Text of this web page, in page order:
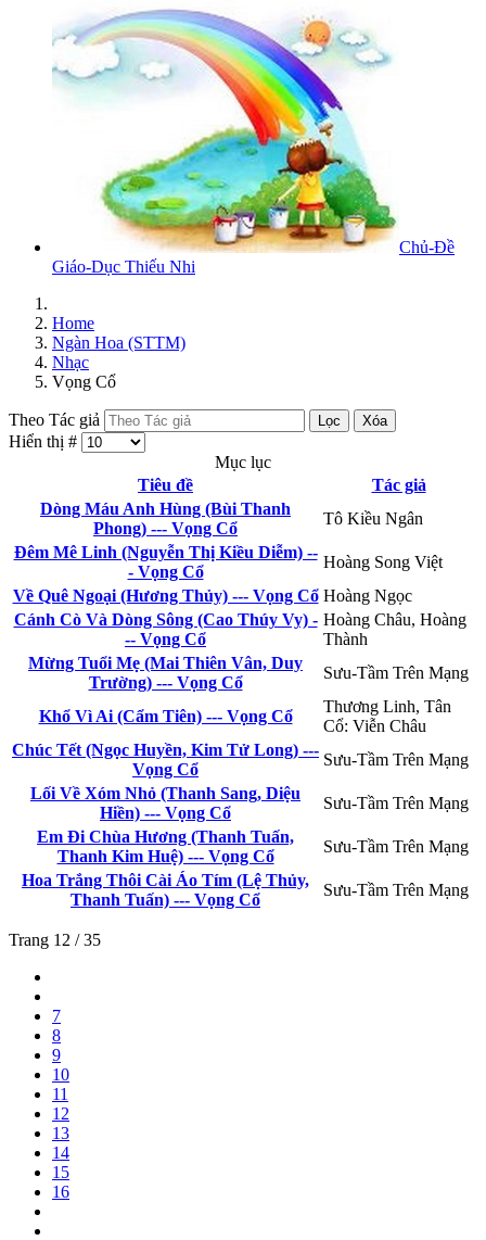
Chủ-Đề
Giáo-Dục Thiếu Nhi
Home
Ngàn Hoa (STTM)
Nhạc
Vọng Cổ
Theo Tác giả Lọc Xóa
Hiển thị #
Mục lục
Tiêu đề
Tác giả
Dòng Máu Anh Hùng (Bùi Thanh
Phong) --- Vọng Cổ
Tô Kiều Ngân
Đêm Mê Linh (Nguyễn Thị Kiều Diễm) --
- Vọng Cổ
Hoàng Song Việt
Về Quê Ngoại (Hương Thủy) --- Vọng Cổ Hoàng Ngọc
Cánh Cò Và Dòng Sông (Cao Thúy Vy) -
-- Vọng Cổ
Hoàng Châu, Hoàng
Thành
Mừng Tuổi Mẹ (Mai Thiên Vân, Duy
Trường) --- Vọng Cổ
Sưu-Tầm Trên Mạng
Khổ Vì Ai (Cẩm Tiên) --- Vọng Cổ
Thương Linh, Tân
Cổ: Viễn Châu
Chúc Tết (Ngọc Huyền, Kim Tử Long) ---
Vọng Cổ
Sưu-Tầm Trên Mạng
Lối Về Xóm Nhỏ (Thanh Sang, Diệu
Hiền) --- Vọng Cổ
Sưu-Tầm Trên Mạng
Em Đi Chùa Hương (Thanh Tuấn,
Thanh Kim Huệ) --- Vọng Cổ
Sưu-Tầm Trên Mạng
Hoa Trắng Thôi Cài Áo Tím (Lệ Thủy,
Thanh Tuấn) --- Vọng Cổ
Sưu-Tầm Trên Mạng
Trang 12 / 35
7
8
9
10
11
12
13
14
15
16